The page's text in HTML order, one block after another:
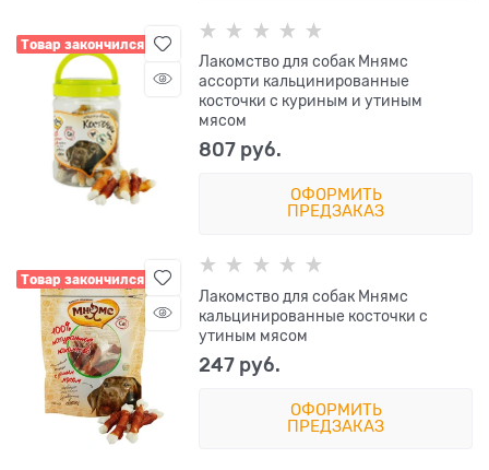
Товар закончился
Лакомство для собак Мнямс
ассорти кальцинированные
косточки с куриным и утиным
мясом
807 руб.
ОФОРМИТЬ
ПРЕДЗАКАЗ
Товар закончился
Лакомство для собак Мнямс
кальцинированные косточки с
утиным мясом
247 руб.
ОФОРМИТЬ
ПРЕДЗАКАЗ